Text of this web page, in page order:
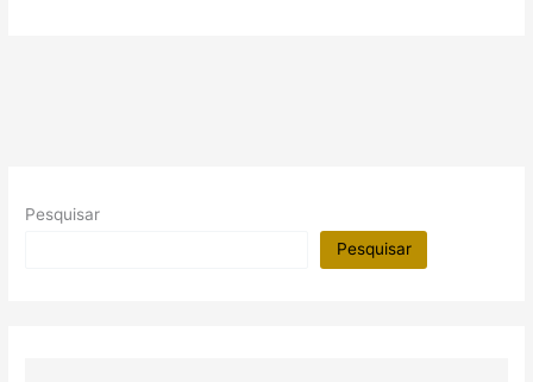
que
Pesquisar
Pesquisar